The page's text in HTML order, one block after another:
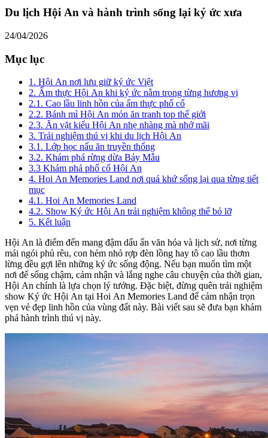
Du lịch Hội An và hành trình sống lại ký ức xưa
24/04/2026
Mục lục
1. Hội An nơi lưu giữ ký ức Việt
2. Ẩm thực Hội An khi ký ức nằm trong từng hương vị
2.1. Cao lầu linh hồn của ẩm thực phố cổ
2.2. Bánh mì Hội An món ăn tranh top thế giới
2.3. Ăn vặt kiểu Hội An nhẹ nhàng mà nhớ mãi
3. Trải nghiệm thú vị khi du lịch Hội An
3.1. Lớp học nấu ăn truyền thống
3.2. Khám phá rừng dừa Bảy Mẫu
3.3 Khám phá phố cổ Hội An
4. Hoi An Memories Land nơi quá khứ sống lại qua từng tiết
mục
4.1. Hoi An Memories Land
4.2. Show Ký ức Hội An trải nghiệm không thể bỏ lỡ
5. Kết luận
Hội An là điểm đến mang đậm dấu ấn văn hóa và lịch sử, nơi từng
mái ngói phủ rêu, con hẻm nhỏ rợp đèn lồng hay tô cao lầu thơm
lừng đều gợi lên những ký ức sống động. Nếu bạn muốn tìm một
nơi để sống chậm, cảm nhận và lắng nghe câu chuyện của thời gian,
Hội An chính là lựa chọn lý tưởng. Đặc biệt, đừng quên trải nghiệm
show Ký ức Hội An tại Hoi An Memories Land để cảm nhận trọn
vẹn vẻ đẹp linh hồn của vùng đất này. Bài viết sau sẽ đưa bạn khám
phá hành trình thú vị này.